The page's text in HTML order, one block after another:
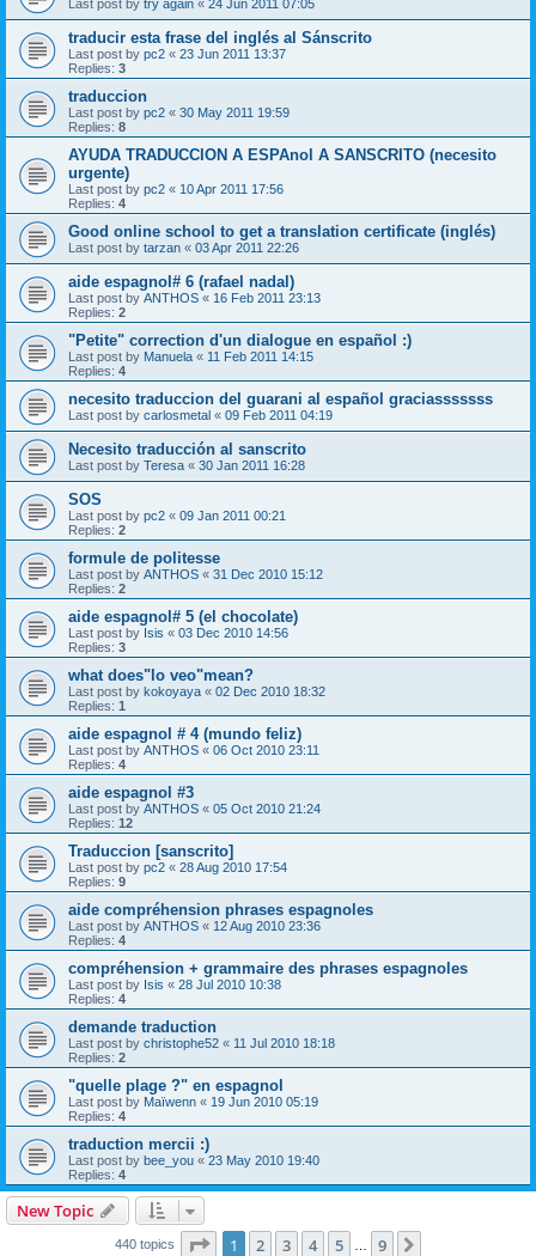
Last post by try again « 24 Jun 2011 07:05
traducir esta frase del inglés al Sánscrito
Last post by pc2 « 23 Jun 2011 13:37
Replies: 3
traduccion
Last post by pc2 « 30 May 2011 19:59
Replies: 8
AYUDA TRADUCCION A ESPAnol A SANSCRITO (necesito
urgente)
Last post by pc2 « 10 Apr 2011 17:56
Replies: 4
Good online school to get a translation certificate (inglés)
Last post by tarzan « 03 Apr 2011 22:26
aide espagnol# 6 (rafael nadal)
Last post by ANTHOS « 16 Feb 2011 23:13
Replies: 2
"Petite" correction d'un dialogue en español :)
Last post by Manuela « 11 Feb 2011 14:15
Replies: 4
necesito traduccion del guarani al español graciasssssss
Last post by carlosmetal « 09 Feb 2011 04:19
Necesito traducción al sanscrito
Last post by Teresa « 30 Jan 2011 16:28
SOS
Last post by pc2 « 09 Jan 2011 00:21
Replies: 2
formule de politesse
Last post by ANTHOS « 31 Dec 2010 15:12
Replies: 2
aide espagnol# 5 (el chocolate)
Last post by Isis « 03 Dec 2010 14:56
Replies: 3
what does"lo veo"mean?
Last post by kokoyaya « 02 Dec 2010 18:32
Replies: 1
aide espagnol # 4 (mundo feliz)
Last post by ANTHOS « 06 Oct 2010 23:11
Replies: 4
aide espagnol #3
Last post by ANTHOS « 05 Oct 2010 21:24
Replies: 12
Traduccion [sanscrito]
Last post by pc2 « 28 Aug 2010 17:54
Replies: 9
aide compréhension phrases espagnoles
Last post by ANTHOS « 12 Aug 2010 23:36
Replies: 4
compréhension + grammaire des phrases espagnoles
Last post by Isis « 28 Jul 2010 10:38
Replies: 4
demande traduction
Last post by christophe52 « 11 Jul 2010 18:18
Replies: 2
"quelle plage ?" en espagnol
Last post by Maïwenn « 19 Jun 2010 05:19
Replies: 4
traduction mercii :)
Last post by bee_you « 23 May 2010 19:40
Replies: 4
New Topic
440 topics Page 1of 9
1 2 3 4 5 … 9